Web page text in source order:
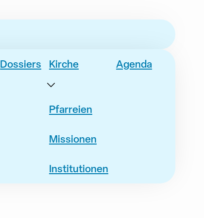
Dossiers Kirche
Pfarreien
Missionen
Institutionen
Agenda